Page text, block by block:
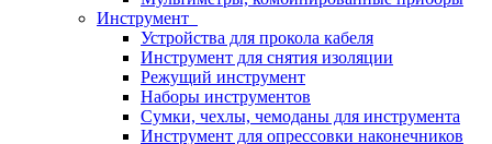
Инструмент
Устройства для прокола кабеля
Инструмент для снятия изоляции
Режущий инструмент
Наборы инструментов
Сумки, чехлы, чемоданы для инструмента
Инструмент для опрессовки наконечников